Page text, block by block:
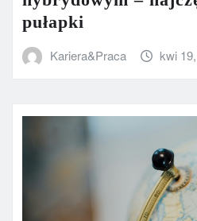
pułapki
Kariera&Praca kwi